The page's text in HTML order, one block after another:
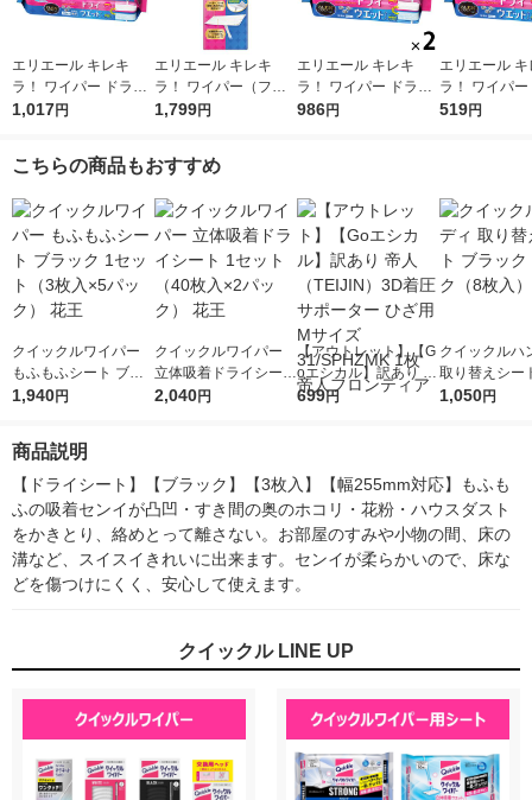
エリエール キレキ
ラ！ ワイパー ドライ
×ウエットシート 1パ
1,017円
エリエール キレキ
ラ！ ワイパー（フロ
ーリングワイパー）
1,799円
エリエール キレキ
ラ！ ワイパー ドライ
×ウエットシート 1セ
986円
エリエール キ
ラ！ ワイパ
×ウエットシ
519円
こちらの商品もおすすめ
クイックルワイパー
もふもふシート ブラ
ック 1セット（3枚入×
1,940円
クイックルワイパー
立体吸着ドライシート
1セット（40枚入×2パ
2,040円
【アウトレット】【G
oエシカル】訳あり 帝
人（TEIJIN）3D着圧
699円
クイックルハ
取り替えシー
ック 1パック
1,050円
商品説明
【ドライシート】【ブラック】【3枚入】【幅255mm対応】もふも
ふの吸着センイが凸凹・すき間の奥のホコリ・花粉・ハウスダスト
をかきとり、絡めとって離さない。お部屋のすみや小物の間、床の
溝など、スイスイきれいに出来ます。センイが柔らかいので、床な
どを傷つけにくく、安心して使えます。
クイックル LINE UP